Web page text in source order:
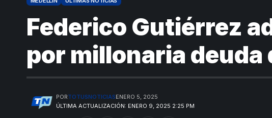
Federico Gutiérrez
por millonaria deuda
ÚLTIMA ACTUALIZACIÓN: ENERO 9, 2025 2:25 PM
PORTOTUSNOTICIASENERO 5, 2025